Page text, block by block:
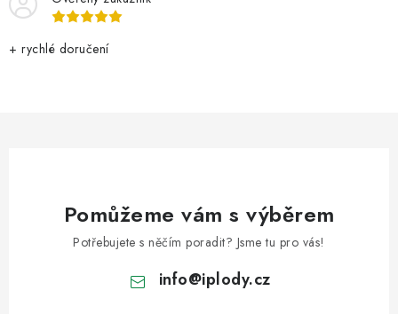
+ rychlé doručení
Pomůžeme vám s výběrem
Potřebujete s něčím poradit? Jsme tu pro vás!
info@iplody.cz